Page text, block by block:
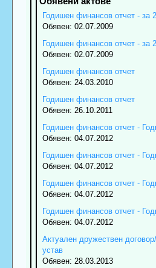
Годишен финансов отчет - за
Обявен: 02.07.2009
Годишен финансов отчет - за
Обявен: 02.07.2009
Годишен финансов отчет
Обявен: 24.03.2010
Годишен финансов отчет
Обявен: 26.10.2011
Годишен финансов отчет -
Обявен: 04.07.2012
Годишен финансов отчет -
Обявен: 04.07.2012
Годишен финансов отчет -
Обявен: 04.07.2012
Годишен финансов отчет -
Обявен: 04.07.2012
Актуален дружествен
устав
Обявен: 28.03.2013